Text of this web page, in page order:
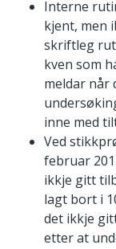
Interne
kjent, men
skriftleg
kven som
meldar når
inne med
Ved
februar
ikkje gitt
lagt bort i
det ikkje
etter at